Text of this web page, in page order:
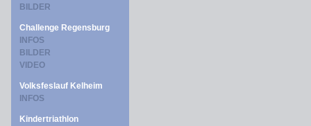
BILDER
Challenge Regensburg
INFOS
BILDER
VIDEO
Volksfeslauf Kelheim
INFOS
Kindertriathlon